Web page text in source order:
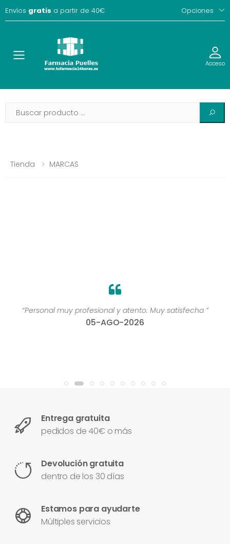
Envíos gratis a partir de 40€ Opciones
Toggle Acceso
Tienda MARCAS
“Personal muy profesional y atento. Muy satisfecha ”
05-AGO-2026
Entrega gratuita
pedidos de 40€ o más
Devolución gratuita
dentro de los 30 días
Estamos para ayudarte
Múltiples servicios